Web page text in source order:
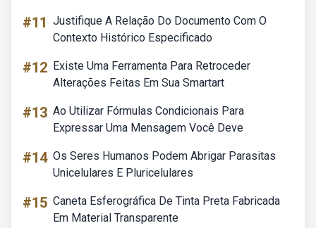
#11 Justifique A Relação Do Documento Com O
Contexto Histórico Especificado
#12 Existe Uma Ferramenta Para Retroceder
Alterações Feitas Em Sua Smartart
#13 Ao Utilizar Fórmulas Condicionais Para
Expressar Uma Mensagem Você Deve
#14 Os Seres Humanos Podem Abrigar Parasitas
Unicelulares E Pluricelulares
#15 Caneta Esferográfica De Tinta Preta Fabricada
Em Material Transparente